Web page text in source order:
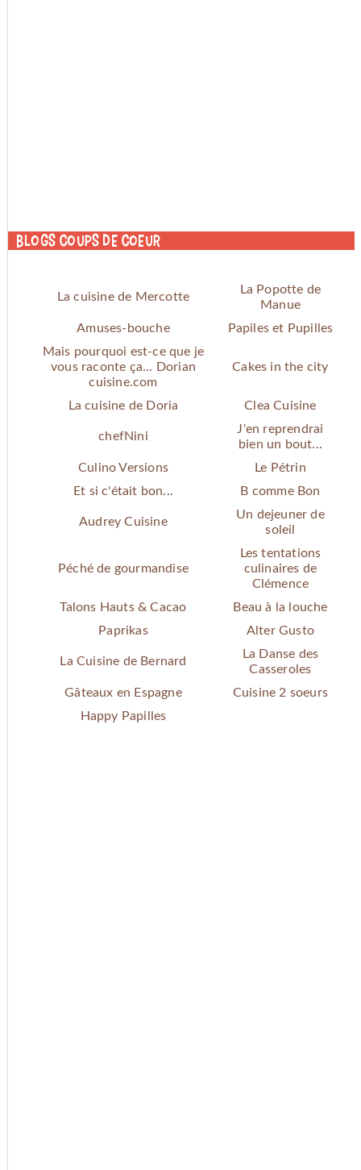
Blogs coups de coeur
La cuisine de Mercotte
La Popotte de
Manue
Amuses-bouche
Papiles et Pupilles
Mais pourquoi est-ce que je
vous raconte ça... Dorian
cuisine.com
Cakes in the city
La cuisine de Doria Clea Cuisine
chefNini
J'en reprendrai
bien un bout...
Culino Versions
Le Pétrin
Et si c'était bon...
B comme Bon
Audrey Cuisine
Un dejeuner de
soleil
Péché de gourmandise
Les tentations
culinaires de
Clémence
Talons Hauts & Cacao
Beau à la louche
Paprikas
Alter Gusto
La Cuisine de Bernard
La Danse des
Casseroles
Gâteaux en Espagne
Cuisine 2 soeurs
Happy Papilles